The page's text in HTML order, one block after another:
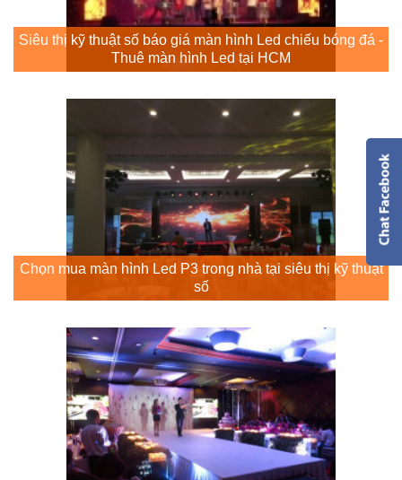
Siêu thị kỹ thuật số báo giá màn hình Led chiếu bóng đá -
Thuê màn hình Led tại HCM
Chọn mua màn hình Led P3 trong nhà tại siêu thị kỹ thuật
số